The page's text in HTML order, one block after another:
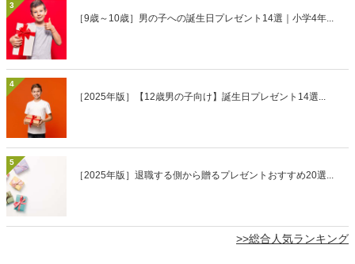
3
［9歳～10歳］男の子への誕生日プレゼント14選｜小学4年...
4
［2025年版］【12歳男の子向け】誕生日プレゼント14選...
5
［2025年版］退職する側から贈るプレゼントおすすめ20選...
>>総合人気ランキング